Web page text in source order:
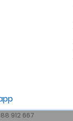
912 667